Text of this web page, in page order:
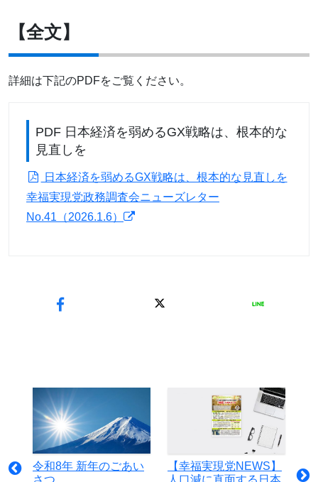
【全文】
詳細は下記のPDFをご覧ください。
PDF 日本経済を弱めるGX戦略は、根本的な
見直しを
日本経済を弱めるGX戦略は、根本的な見直しを
幸福実現党政務調査会ニューズレター
No.41（2026.1.6）
令和8年 新年のごあい
【幸福実現党NEWS】